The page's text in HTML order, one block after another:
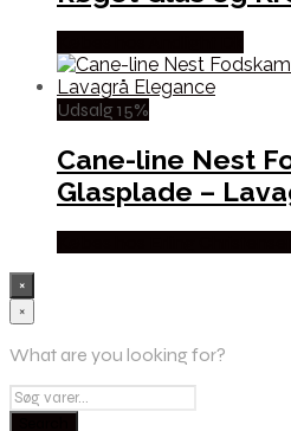
Udsalg 15%
Cane-line Nest
Glasplade –
×
×
What are you looking for?